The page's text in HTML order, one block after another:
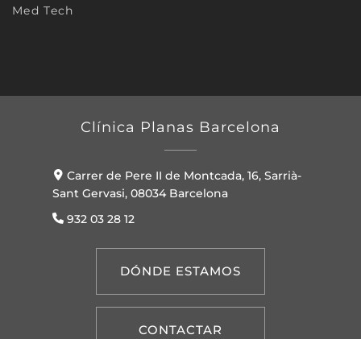
Med Tech
Clínica Planas Barcelona
Carrer de Pere II de Montcada, 16, Sarrià-
Sant Gervasi, 08034 Barcelona
932 03 28 12
DÓNDE ESTAMOS
CONTACTAR